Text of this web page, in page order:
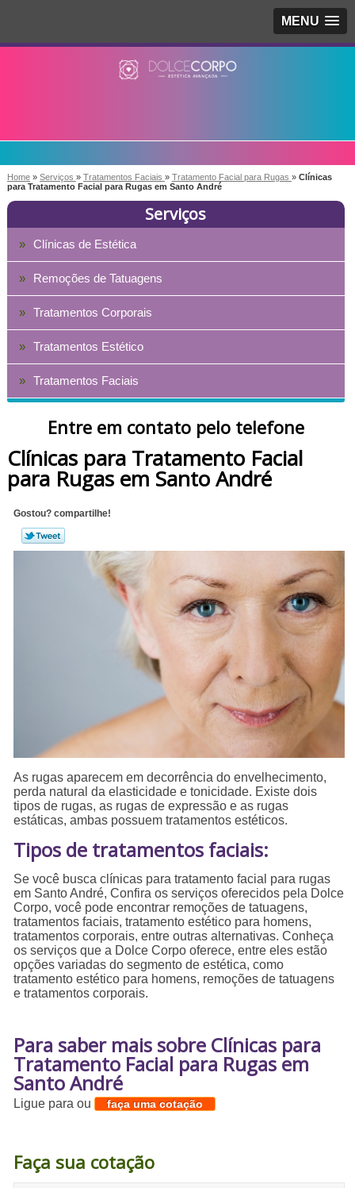
MENU
Home » Serviços » Tratamentos Faciais » Tratamento Facial para Rugas » Clínicas
para Tratamento Facial para Rugas em Santo André
Serviços
Clínicas de Estética
Remoções de Tatuagens
Tratamentos Corporais
Tratamentos Estético
Tratamentos Faciais
Entre em contato pelo telefone
Clínicas para Tratamento Facial
para Rugas em Santo André
Gostou? compartilhe!
As rugas aparecem em decorrência do envelhecimento,
perda natural da elasticidade e tonicidade. Existe dois
tipos de rugas, as rugas de expressão e as rugas
estáticas, ambas possuem tratamentos estéticos.
Tipos de tratamentos faciais:
Se você busca clínicas para tratamento facial para rugas
em Santo André, Confira os serviços oferecidos pela Dolce
Corpo, você pode encontrar remoções de tatuagens,
tratamentos faciais, tratamento estético para homens,
tratamentos corporais, entre outras alternativas. Conheça
os serviços que a Dolce Corpo oferece, entre eles estão
opções variadas do segmento de estética, como
tratamento estético para homens, remoções de tatuagens
e tratamentos corporais.
Para saber mais sobre Clínicas para
Tratamento Facial para Rugas em
Santo André
Ligue paraou faça uma cotação
Faça sua cotação